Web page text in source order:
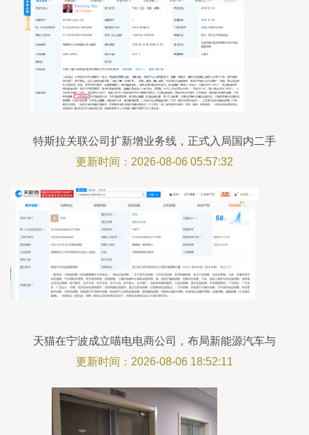
特斯拉关联公司扩新增业务线，正式入局国内二手
车市场
更新时间：2026-08-06 05:57:32
天猫在宁波成立喵电电商公司，布局新能源汽车与
二手销售业务
更新时间：2026-08-06 18:52:11